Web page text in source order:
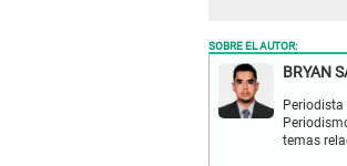
SOBRE EL AUTOR:
BRYAN
temas